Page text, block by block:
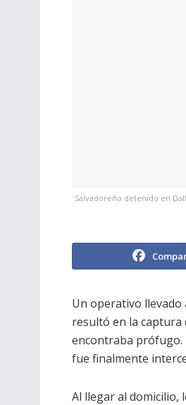
Salvadoreño detenido en
Un operativo llevado
resultó en la captura
encontraba prófugo.
fue finalmente
Al llegar al